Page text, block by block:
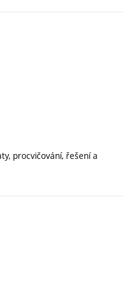
procvičování, řešení a